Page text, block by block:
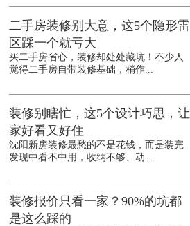
二手房装修别大意，这5个隐形雷
区踩一个就亏大
买二手房省心，装修却处处藏坑！不少人
觉得二手房自带装修基础，稍作...
装修别瞎忙，这5个设计巧思，让
家好看又好住
沈阳新房装修最愁的不是花钱，而是装完
发现中看不中用，收纳不够、动...
装修报价只看一家？90%的坑都
是这么踩的